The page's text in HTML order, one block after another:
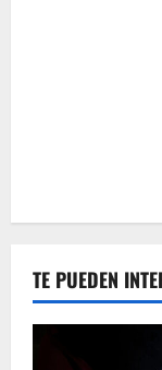
TE PUEDEN